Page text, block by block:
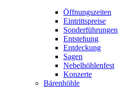
Öffnungszeiten
Eintrittspreise
Sonderführungen
Entstehung
Entdeckung
Sagen
Nebelhöhlenfest
Konzerte
Bärenhöhle